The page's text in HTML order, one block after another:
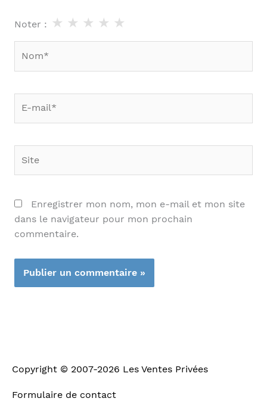
Noter : ★
★
★
★
★
Enregistrer mon nom, mon e-mail et mon site
dans le navigateur pour mon prochain
commentaire.
Copyright © 2007-2026 Les Ventes Privées
Formulaire de contact